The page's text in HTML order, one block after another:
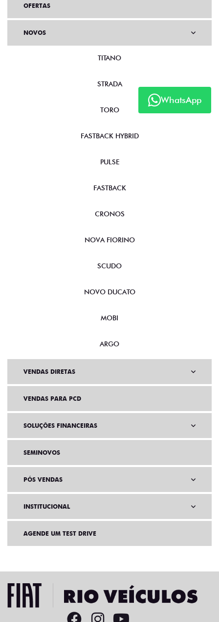
WhatsApp
OFERTAS
NOVOS
TITANO
STRADA
TORO
FASTBACK HYBRID
PULSE
FASTBACK
CRONOS
NOVA FIORINO
SCUDO
NOVO DUCATO
MOBI
ARGO
VENDAS DIRETAS
VENDAS PARA PCD
SOLUÇÕES FINANCEIRAS
SEMINOVOS
PÓS VENDAS
INSTITUCIONAL
AGENDE UM TEST DRIVE